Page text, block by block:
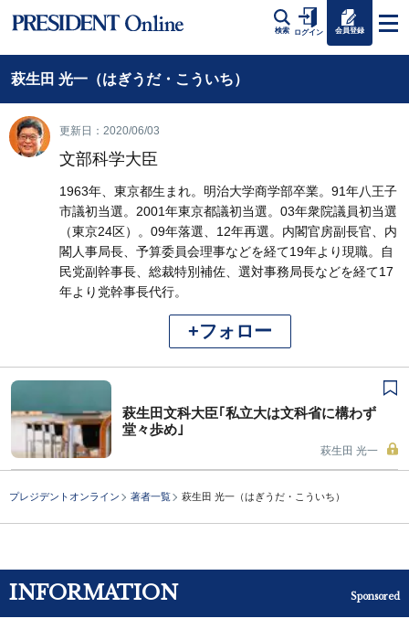
検索 ログイン 会員登録
萩生田 光一（はぎうだ・こういち）
更新日：2020/06/03
文部科学大臣
1963年、東京都生まれ。明治大学商学部卒業。91年八王子
市議初当選。2001年東京都議初当選。03年衆院議員初当選
（東京24区）。09年落選、12年再選。内閣官房副長官、内
閣人事局長、予算委員会理事などを経て19年より現職。自
民党副幹事長、総裁特別補佐、選対事務局長などを経て17
年より党幹事長代行。
+フォロー
萩生田文科大臣｢私立大は文科省に構わず
堂々歩め｣
萩生田 光一
プレジデントオンライン 著者一覧 萩生田 光一（はぎうだ・こういち）
INFORMATION Sponsored